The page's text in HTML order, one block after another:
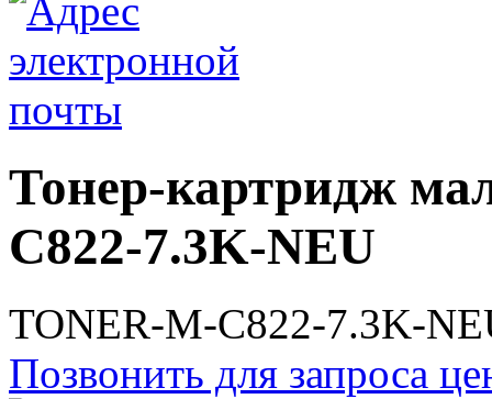
Тонер-картридж
C822-7.3K-NEU
TONER-M-C822-7.3K-
Позвонить для запроса